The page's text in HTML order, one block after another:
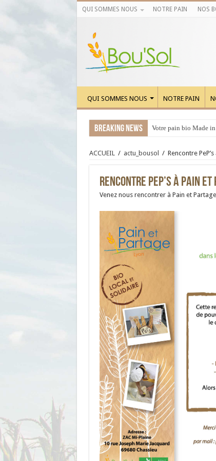
QUI SOMMES NOUS NOTRE PAIN NOS
QUI SOMMES NOUS NOTRE PAIN
Breaking News Votre pain bio Made
ACCUEIL / actu_bousol / Rencontre
Rencontre PeP’s à Pain
Venez nous rencontrer à Pain et